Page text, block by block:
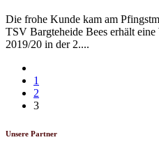
Die frohe Kunde kam am
TSV Bargteheide Bees erhält
2019/20 in der 2....
1
2
3
Unsere Partner